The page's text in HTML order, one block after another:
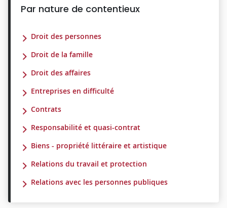
Par nature de contentieux
Droit des personnes
Droit de la famille
Droit des affaires
Entreprises en difficulté
Contrats
Responsabilité et quasi-contrat
Biens - propriété littéraire et artistique
Relations du travail et protection
Relations avec les personnes publiques